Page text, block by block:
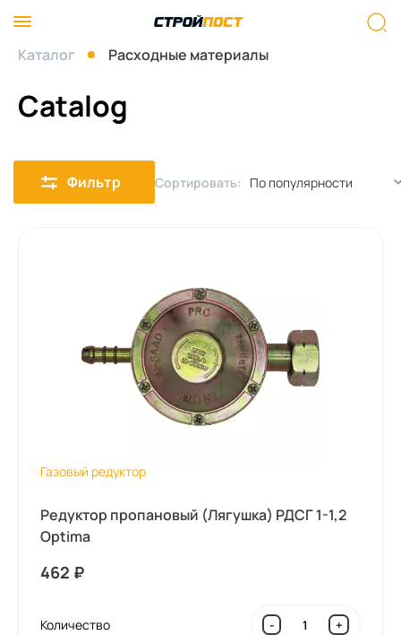
Каталог Расходные материалы
Catalog
Фильтр Сортировать:
Газовый редуктор
Редуктор пропановый (Лягушка) РДСГ 1-1,2
Optima
462 ₽
Количество - +